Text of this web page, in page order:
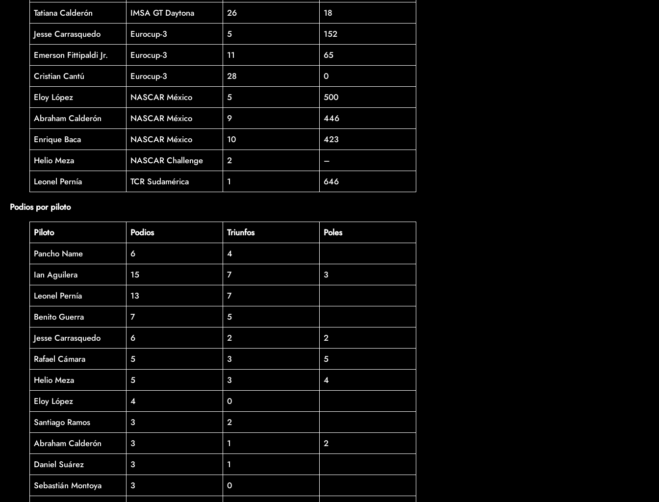
Tatiana Calderón
IMSA GT Daytona 26
18
Jesse Carrasquedo
Eurocup-3 5
152
Emerson Fittipaldi Jr.
Eurocup-3 11
65
Cristian Cantú
Eurocup-3 28
0
Eloy López
NASCAR México 5
500
Abraham Calderón
NASCAR México 9
446
Enrique Baca
NASCAR México 10
423
Helio Meza
NASCAR Challenge 2
–
Leonel Pernía
TCR Sudamérica 1 646
Podios por piloto
Piloto Podios Triunfos
Poles
Pancho Name
6
4
Ian Aguilera
15 7
3
Leonel Pernía
13
7
Benito Guerra
7
5
Jesse Carrasquedo
6 2
2
Rafael Cámara
5 3
5
Helio Meza
5 3
4
Eloy López
4
0
Santiago Ramos
3
2
Abraham Calderón
3 1
2
Daniel Suárez
3
1
Sebastián Montoya
3
0